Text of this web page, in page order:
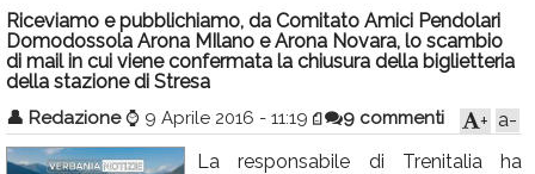
Sport
Eventi
Rubriche
Riceviamo e pubblichiamo, da Comitato Amici Pendolari
Domodossola Arona MIlano e Arona Novara, lo scambio
di mail in cui viene confermata la chiusura della biglietteria
della stazione di Stresa
👤 Redazione ⌚ 9 Aprile 2016 - 11:19 9 commenti a-
+
La responsabile di Trenitalia ha